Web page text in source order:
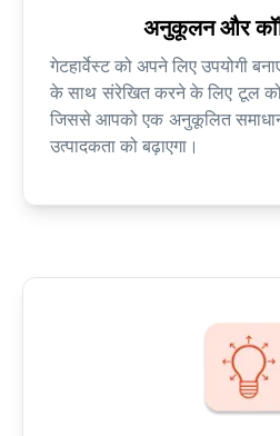
अनुकूलन और
गेटहार्वेस्ट को अपने लिए उपयोगी
के साथ संरेखित करने के लिए टूल को
जिससे आपको एक अनुकूलित
उत्पादकता को बढ़ाएगा।